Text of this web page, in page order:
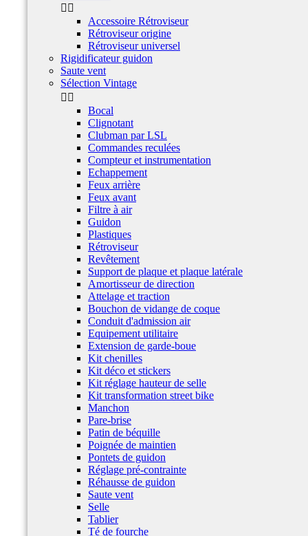
 
Accessoire Rétroviseur
Rétroviseur origine
Rétroviseur universel
Rigidificateur guidon
Saute vent
Sélection Vintage
 
Bocal
Clignotant
Clubman par LSL
Commandes reculées
Compteur et instrumentation
Echappement
Feux arrière
Feux avant
Filtre à air
Guidon
Plastiques
Rétroviseur
Revêtement
Support de plaque et plaque latérale
Amortisseur de direction
Attelage et traction
Bouchon de vidange de coque
Conduit d'admission air
Equipement utilitaire
Extension de garde-boue
Kit chenilles
Kit déco et stickers
Kit réglage hauteur de selle
Kit transformation street bike
Manchon
Pare-brise
Patin de béquille
Poignée de maintien
Pontets de guidon
Réglage pré-contrainte
Réhausse de guidon
Saute vent
Selle
Tablier
Té de fourche